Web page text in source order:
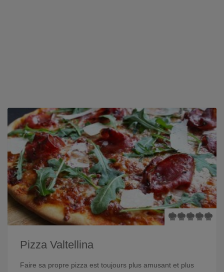
Pizza Valtellina
Faire sa propre pizza est toujours plus amusant et plus